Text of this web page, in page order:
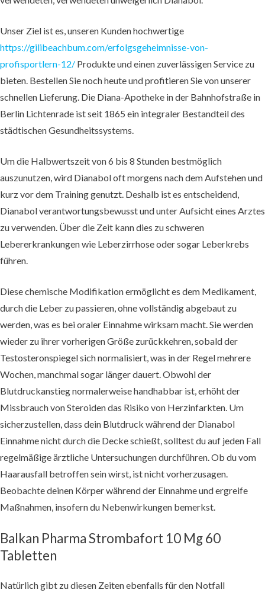
Unser Ziel ist es, unseren Kunden hochwertige
https://gilibeachbum.com/erfolgsgeheimnisse-von-
profisportlern-12/ Produkte und einen zuverlässigen Service zu
bieten. Bestellen Sie noch heute und profitieren Sie von unserer
schnellen Lieferung. Die Diana-Apotheke in der Bahnhofstraße in
Berlin Lichtenrade ist seit 1865 ein integraler Bestandteil des
städtischen Gesundheitssystems.
Um die Halbwertszeit von 6 bis 8 Stunden bestmöglich
auszunutzen, wird Dianabol oft morgens nach dem Aufstehen und
kurz vor dem Training genutzt. Deshalb ist es entscheidend,
Dianabol verantwortungsbewusst und unter Aufsicht eines Arztes
zu verwenden. Über die Zeit kann dies zu schweren
Lebererkrankungen wie Leberzirrhose oder sogar Leberkrebs
führen.
Diese chemische Modifikation ermöglicht es dem Medikament,
durch die Leber zu passieren, ohne vollständig abgebaut zu
werden, was es bei oraler Einnahme wirksam macht. Sie werden
wieder zu ihrer vorherigen Größe zurückkehren, sobald der
Testosteronspiegel sich normalisiert, was in der Regel mehrere
Wochen, manchmal sogar länger dauert. Obwohl der
Blutdruckanstieg normalerweise handhabbar ist, erhöht der
Missbrauch von Steroiden das Risiko von Herzinfarkten. Um
sicherzustellen, dass dein Blutdruck während der Dianabol
Einnahme nicht durch die Decke schießt, solltest du auf jeden Fall
regelmäßige ärztliche Untersuchungen durchführen. Ob du vom
Haarausfall betroffen sein wirst, ist nicht vorherzusagen.
Beobachte deinen Körper während der Einnahme und ergreife
Maßnahmen, insofern du Nebenwirkungen bemerkst.
Balkan Pharma Strombafort 10 Mg 60
Tabletten
Natürlich gibt zu diesen Zeiten ebenfalls für den Notfall